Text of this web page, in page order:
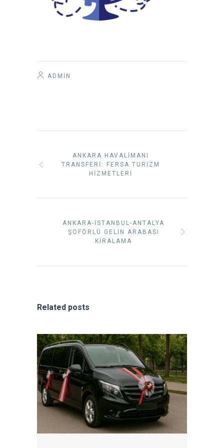
ADMIN
ANKARA HAVALIMANI
TRANSFERI: FERSA TURIZM
HIZMETLERI
ANKARA-İSTANBUL-ANTALYA
ŞOFÖRLÜ GELIN ARABASI
KIRALAMA
Related posts